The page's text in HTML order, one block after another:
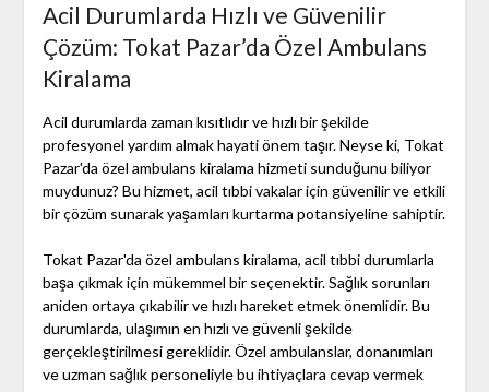
Acil Durumlarda Hızlı ve Güvenilir
Çözüm: Tokat Pazar’da Özel Ambulans
Kiralama
Acil durumlarda zaman kısıtlıdır ve hızlı bir şekilde
profesyonel yardım almak hayati önem taşır. Neyse ki, Tokat
Pazar'da özel ambulans kiralama hizmeti sunduğunu biliyor
muydunuz? Bu hizmet, acil tıbbi vakalar için güvenilir ve etkili
bir çözüm sunarak yaşamları kurtarma potansiyeline sahiptir.
Tokat Pazar'da özel ambulans kiralama, acil tıbbi durumlarla
başa çıkmak için mükemmel bir seçenektir. Sağlık sorunları
aniden ortaya çıkabilir ve hızlı hareket etmek önemlidir. Bu
durumlarda, ulaşımın en hızlı ve güvenli şekilde
gerçekleştirilmesi gereklidir. Özel ambulanslar, donanımları
ve uzman sağlık personeliyle bu ihtiyaçlara cevap vermek